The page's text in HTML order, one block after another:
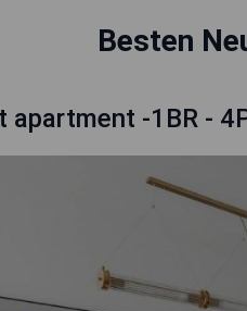
Besten
apartment -1BR -